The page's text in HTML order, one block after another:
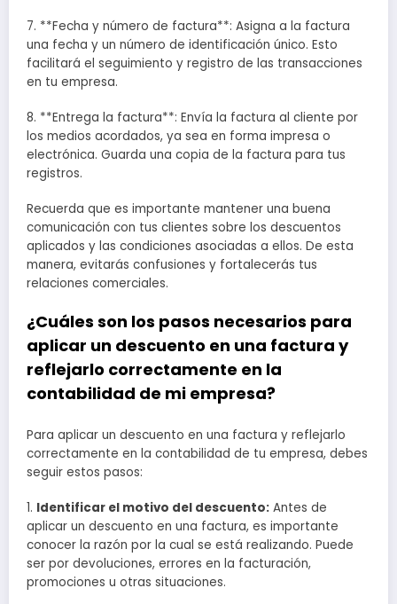
7. **Fecha y número de factura**: Asigna a la factura
una fecha y un número de identificación único. Esto
facilitará el seguimiento y registro de las transacciones
en tu empresa.
8. **Entrega la factura**: Envía la factura al cliente por
los medios acordados, ya sea en forma impresa o
electrónica. Guarda una copia de la factura para tus
registros.
Recuerda que es importante mantener una buena
comunicación con tus clientes sobre los descuentos
aplicados y las condiciones asociadas a ellos. De esta
manera, evitarás confusiones y fortalecerás tus
relaciones comerciales.
¿Cuáles son los pasos necesarios para
aplicar un descuento en una factura y
reflejarlo correctamente en la
contabilidad de mi empresa?
Para aplicar un descuento en una factura y reflejarlo
correctamente en la contabilidad de tu empresa, debes
seguir estos pasos:
1. Identificar el motivo del descuento: Antes de
aplicar un descuento en una factura, es importante
conocer la razón por la cual se está realizando. Puede
ser por devoluciones, errores en la facturación,
promociones u otras situaciones.